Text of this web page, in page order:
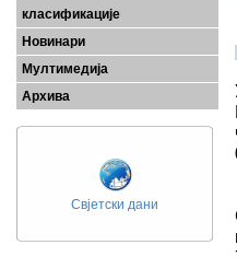
класификације
Новинари
Мултимедија
Архива
Свјетски дани